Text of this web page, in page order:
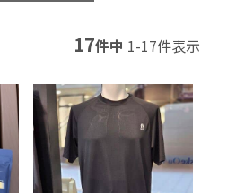
17件中 1-17件表示